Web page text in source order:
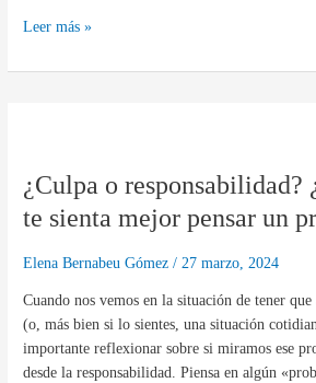
Leer más »
¿Culpa o responsabilidad?
te sienta mejor pensar un
Elena Bernabeu Gómez/ 27 marzo, 2024
Cuando nos vemos en la situación de tener
(o, más bien si lo sientes, una situación
importante reflexionar sobre si miramos ese
desde la responsabilidad. Piensa en algún
responsabilidad?
dónde
mejor
pensar
un
problema?